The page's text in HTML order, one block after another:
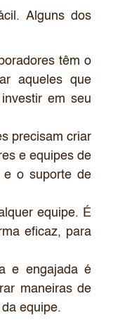
Alguns dos
têm o
aqueles que
em seu
precisam criar
e equipes de
e o suporte de
equipe. É
eficaz, para
e engajada é
maneiras de
equipe.